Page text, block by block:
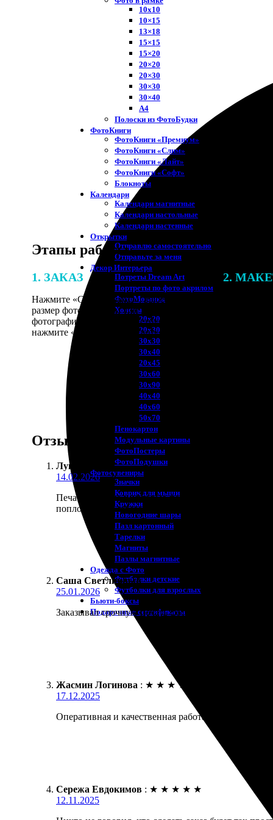
10х10
10×15
13×18
15×15
15×20
20×20
20×30
30×30
30×40
A4
Полоски из ФотоБудки
ФотоКниги
ФотоКниги «Премиум»
ФотоКниги «Слим»
ФотоКниги «Лайт»
ФотоКниги «Софт»
Блокноты
Календари
Календари магнитные
Календари настольные
Календари настенные
Открытки
Отправлю самостоятельно
Отправьте за меня
Декор Интерьера
Потреты Dream Art
Портреты по фото акрилом
ФотоМозаика
Холсты
20х20
20х30
30х30
30х40
20х45
30х60
30х90
40х40
40х60
50х70
Пенокартон
Модульные картины
ФотоПостеры
ФотоПодушки
Фотоcувениры
Значки
Коврик для мыши
Кружки
Новогодние шары
Пазл картонный
Тарелки
Магниты
Пазлы магнитные
Одежда с Фото
Футболки детские
Футболки для взрослых
Бьюти-боксы
Подарочные сертификаты
Этапы работы
1. ЗАКАЗ
Нажмите «Сделать заказ», выберите
размер фотографии и тип рамки. Загрузите
фотографии в онлайн-конструктор,
нажмите «Добавить в корзину».
2.
Отзывы
Лука А.
14.02.2026
Печатал просто цифровые фото на матовой
поплотнее, но в базовом варианте и так нормально.
Саша Светличный :
25.01.2026
Заказывал срочную печать фото без рамки. Забрал
Жасмин Логинова : ★ ★ ★ ★
17.12.2025
Оперативная и качественная работа. Заказала
Сережа Евдокимов : ★ ★ ★ ★ ★
12.11.2025